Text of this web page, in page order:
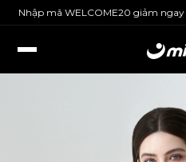
Nhập mã WELCOME20 giảm ngay